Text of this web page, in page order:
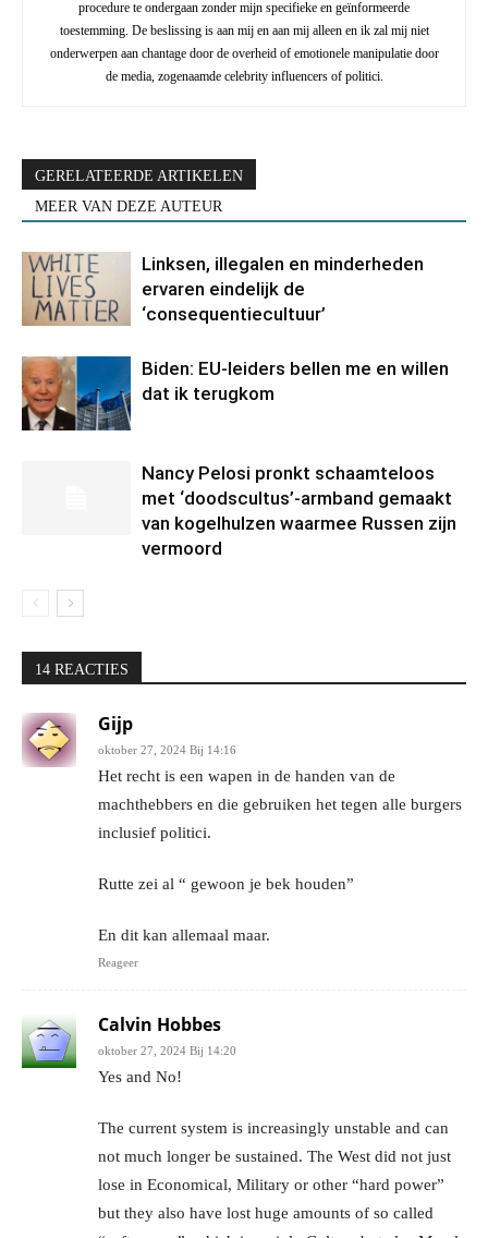
procedure te ondergaan zonder mijn specifieke en geïnformeerde
toestemming. De beslissing is aan mij en aan mij alleen en ik zal mij niet
onderwerpen aan chantage door de overheid of emotionele manipulatie door
de media, zogenaamde celebrity influencers of politici.
GERELATEERDE ARTIKELEN
MEER VAN DEZE AUTEUR
Linksen, illegalen en minderheden
ervaren eindelijk de
‘consequentiecultuur’
Biden: EU-leiders bellen me en willen
dat ik terugkom
Nancy Pelosi pronkt schaamteloos
met ‘doodscultus’-armband gemaakt
van kogelhulzen waarmee Russen zijn
vermoord
14 REACTIES
Gijp
oktober 27, 2024 Bij 14:16
Het recht is een wapen in de handen van de
machthebbers en die gebruiken het tegen alle burgers
inclusief politici.
Rutte zei al “ gewoon je bek houden”
En dit kan allemaal maar.
Reageer
Calvin Hobbes
oktober 27, 2024 Bij 14:20
Yes and No!
The current system is increasingly unstable and can
not much longer be sustained. The West did not just
lose in Economical, Military or other “hard power”
but they also have lost huge amounts of so called